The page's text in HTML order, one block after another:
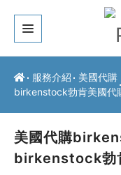
關於我們
服務介紹
常見問題
服務介紹 美國代購
birkenstock勃肯美國代
美國代購
birkenstock勃